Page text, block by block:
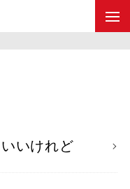
いけれど